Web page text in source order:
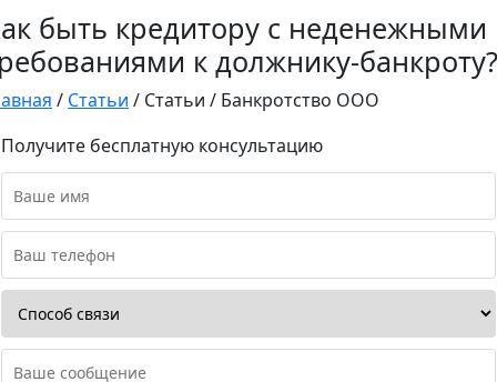
быть кредитору с неденежными
к должнику-банкроту?
/ Статьи / Статьи / Банкротство ООО
Получите бесплатную консультацию